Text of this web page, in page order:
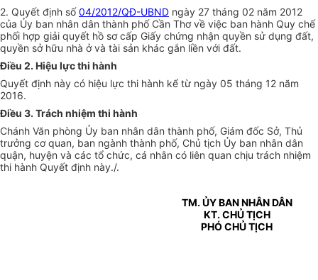
2. Quyết định số04/2012/QĐ-UBND ngày 27 tháng 02 năm 2012
của Ủy ban nhân dân thành phố Cần Thơ về việc ban hành Quy chế
phối hợp giải quyết hồ sơ cấp Giấy chứng nhận quyền sử dụng đất,
quyền sở hữu nhà ở và tài sản khác gắn liền với đất.
Điều 2. Hiệu lực thi hành
Quyết định này có hiệu lực thi hành kể từ ngày 05 tháng 12 năm
2016.
Điều 3. Trách nhiệm thi hành
Chánh Văn phòng Ủy ban nhân dân thành phố, Giám đốc Sở, Thủ
trưởng cơ quan, ban ngành thành phố, Chủ tịch Ủy ban nhân dân
quận, huyện và các tổ chức, cá nhân có liên quan chịu trách nhiệm
thi hành Quyết định này./.
TM. ỦY BAN NHÂN DÂN
KT. CHỦ TỊCH
PHÓ CHỦ TỊCH